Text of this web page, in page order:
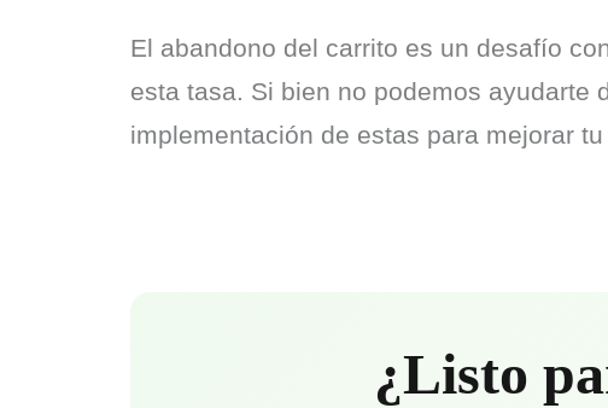
El abandono del carrito es un desafío
esta tasa. Si bien no podemos ayudarte
implementación de estas para mejorar
¿Listo